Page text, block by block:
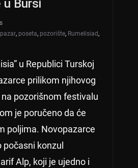
u Bursi
, poseta, pozorište, Rumelisiad,
u Republici Turskoj
prilikom njihovog
pozorišnom festivalu
je poručeno da će
poljima. Novopazarce
počasni konzul
Alp, koji je ujedno i